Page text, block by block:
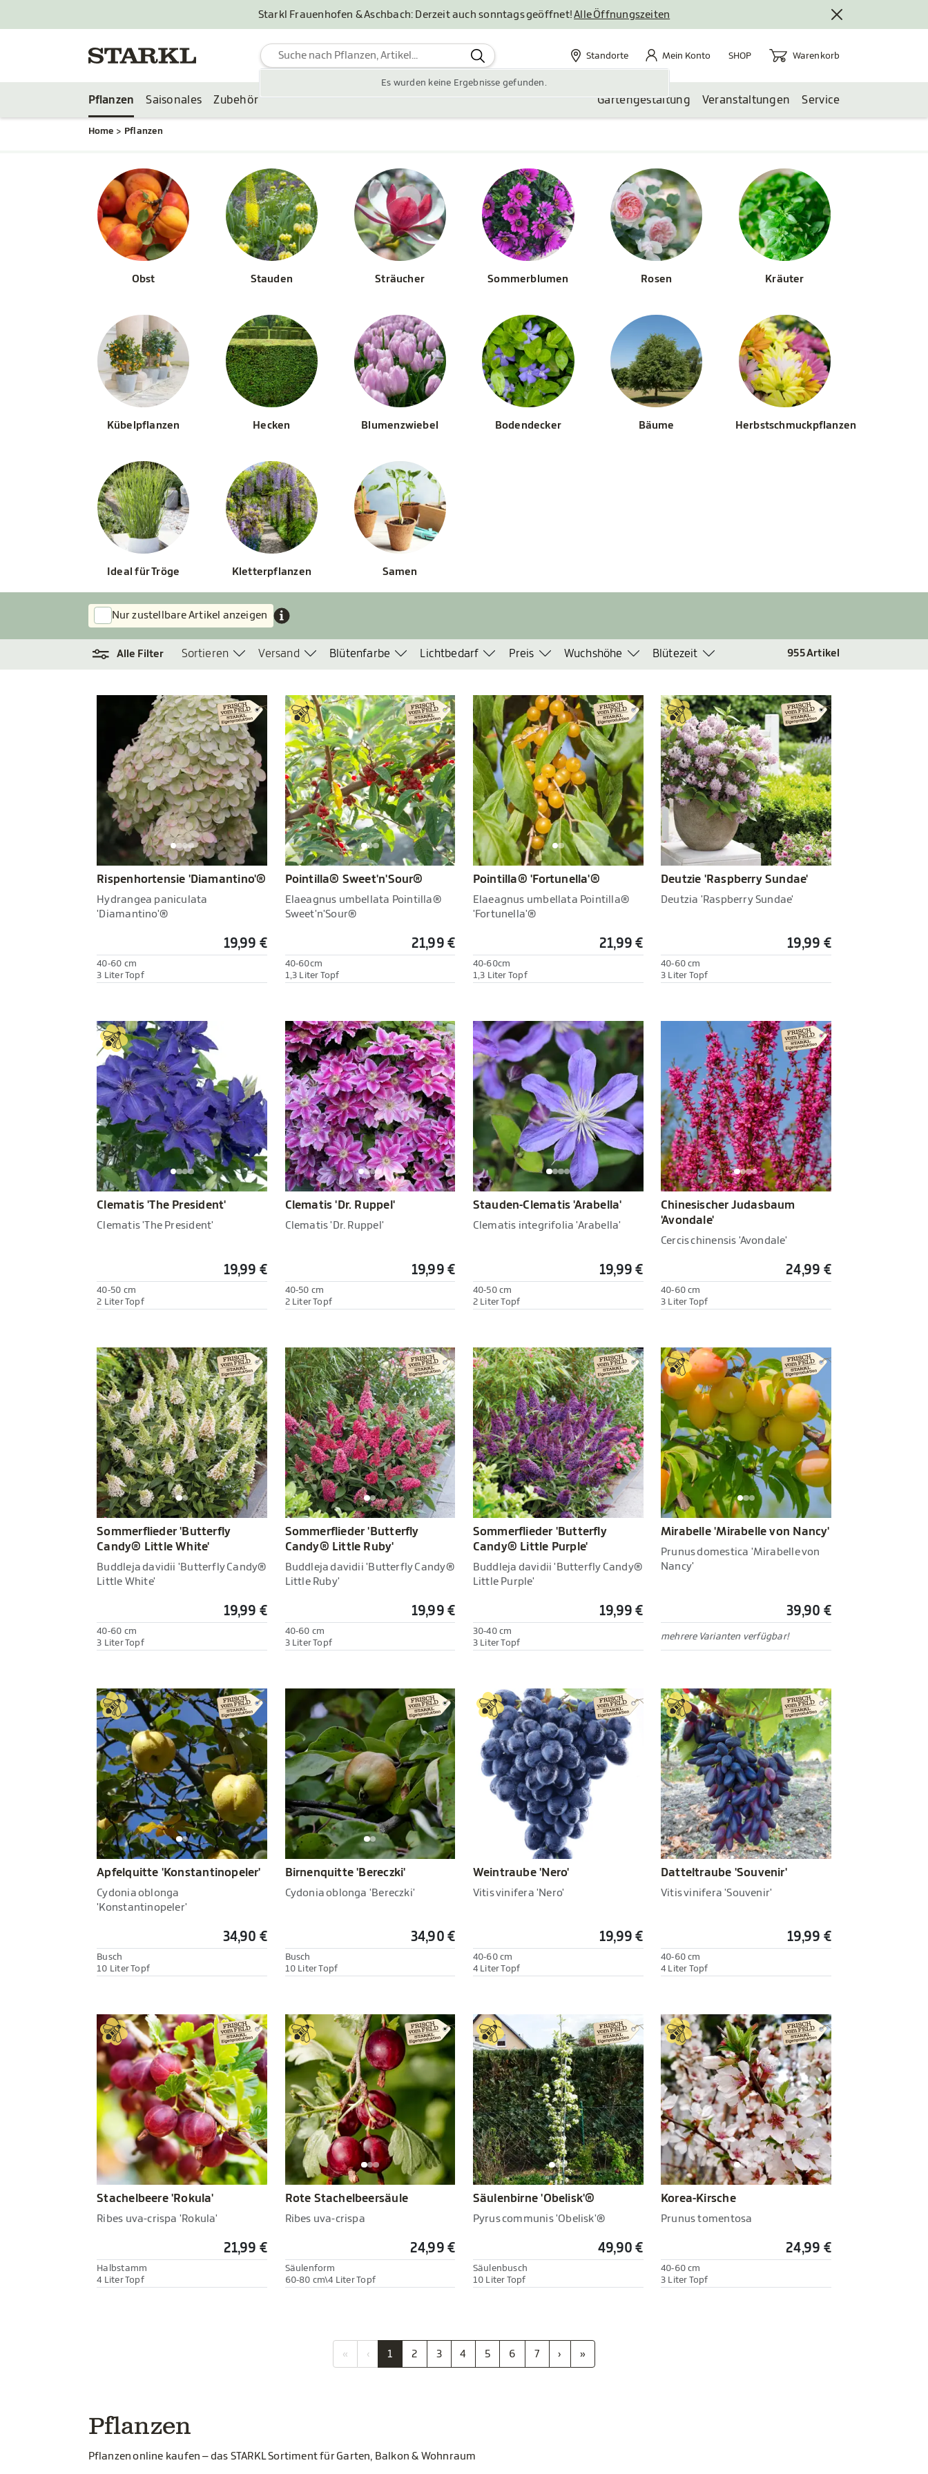
Starkl Frauenhofen & Aschbach: Derzeit auch sonntags geöffnet!Alle Öffnungszeiten
Es wurden keine Ergebnisse gefunden.
Standorte
Standorte Mein Konto
Mein Konto SHOP Warenkorb
Warenkorb
Pflanzen Saisonales Zubehör Gartengestaltung Veranstaltungen Service
Home Pflanzen
Obst Stauden Sträucher Sommerblumen Rosen Kräuter
Kübelpflanzen Hecken Blumenzwiebel Bodendecker Bäume Herbstschmuckpflanzen
Ideal für Tröge Kletterpflanzen Samen
Nur zustellbare Artikel anzeigen
Alle Filter Sortieren Versand Blütenfarbe Lichtbedarf Preis Wuchshöhe Blütezeit 955Artikel
Rispenhortensie 'Diamantino'®
Hydrangea paniculata
'Diamantino'®
19,99 €
40-60 cm
3 Liter Topf
Pointilla® Sweet'n'Sour®
Elaeagnus umbellata Pointilla®
Sweet'n'Sour®
21,99 €
40-60cm
1,3 Liter Topf
Pointilla® 'Fortunella'®
Elaeagnus umbellata Pointilla®
'Fortunella'®
21,99 €
40-60cm
1,3 Liter Topf
Deutzie 'Raspberry Sundae'
Deutzia 'Raspberry Sundae'
19,99 €
40-60 cm
3 Liter Topf
Clematis 'The President'
Clematis 'The President'
19,99 €
40-50 cm
2 Liter Topf
Clematis 'Dr. Ruppel'
Clematis 'Dr. Ruppel'
19,99 €
40-50 cm
2 Liter Topf
Stauden-Clematis 'Arabella'
Clematis integrifolia 'Arabella'
19,99 €
40-50 cm
2 Liter Topf
Chinesischer Judasbaum
'Avondale'
Cercis chinensis 'Avondale'
24,99 €
40-60 cm
3 Liter Topf
Sommerflieder 'Butterfly
Candy® Little White'
Buddleja davidii 'Butterfly Candy®
Little White'
19,99 €
40-60 cm
3 Liter Topf
Sommerflieder 'Butterfly
Candy® Little Ruby'
Buddleja davidii 'Butterfly Candy®
Little Ruby'
19,99 €
40-60 cm
3 Liter Topf
Sommerflieder 'Butterfly
Candy® Little Purple'
Buddleja davidii 'Butterfly Candy®
Little Purple'
19,99 €
30-40 cm
3 Liter Topf
Mirabelle 'Mirabelle von Nancy'
Prunus domestica 'Mirabelle von
Nancy'
39,90 €
mehrere Varianten verfügbar!
Apfelquitte 'Konstantinopeler'
Cydonia oblonga
'Konstantinopeler'
34,90 €
Busch
10 Liter Topf
Birnenquitte 'Bereczki'
Cydonia oblonga 'Bereczki'
34,90 €
Busch
10 Liter Topf
Weintraube 'Nero'
Vitis vinifera 'Nero'
19,99 €
40-60 cm
4 Liter Topf
Datteltraube 'Souvenir'
Vitis vinifera 'Souvenir'
19,99 €
40-60 cm
4 Liter Topf
Stachelbeere 'Rokula'
Ribes uva-crispa 'Rokula'
21,99 €
Halbstamm
4 Liter Topf
Rote Stachelbeersäule
Ribes uva-crispa
24,99 €
Säulenform
60-80 cm\4 Liter Topf
Säulenbirne 'Obelisk'®
Pyrus communis 'Obelisk'®
49,90 €
Säulenbusch
10 Liter Topf
Korea-Kirsche
Prunus tomentosa
24,99 €
40-60 cm
3 Liter Topf
« ‹ 1 2 3 4 5 6 7 › »
Pflanzen
Pflanzen online kaufen – das STARKL Sortiment für Garten, Balkon & Wohnraum